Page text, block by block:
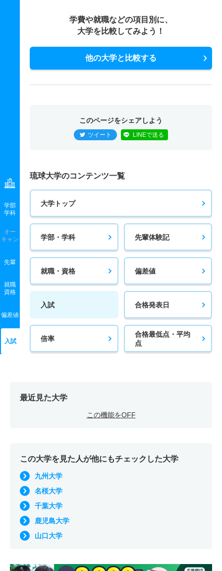
学部
学科
オー
キャン
先輩
就職
資格
偏差値
入試
学費や就職などの項目別に、
大学を比較してみよう！
他の大学と比較する
このページをシェアしよう
ツイート LINEで送る
琉球大学のコンテンツ一覧
大学トップ
学部・学科 先輩体験記
就職・資格 偏差値
入試 合格発表日
倍率
合格最低点・平均
点
最近見た大学
この機能をOFF
この大学を見た人が他にもチェックした大学
九州大学
名桜大学
千葉大学
鹿児島大学
山口大学